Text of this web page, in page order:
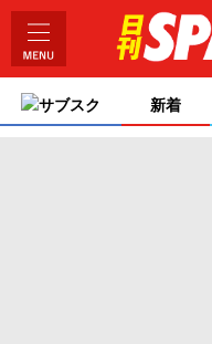
サブスク 新着